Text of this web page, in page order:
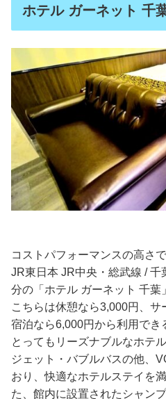
ホテル ガーネット 千
コストパフォーマンスの高さ
JR東日本 JR中央・総武線 /
分の「ホテル ガーネット 千葉
こちらは休憩なら3,000円、サ
宿泊なら6,000円から利用でき
とってもリーズナブルなホテ
ジェット・バブルバスの他、
おり、快適なホテルステイを
た、館内に設置されたシャン